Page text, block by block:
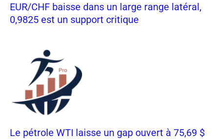
EUR/CHF baisse dans un large range latéral,
0,9825 est un support critique
Le pétrole WTI laisse un gap ouvert à 75,69 $